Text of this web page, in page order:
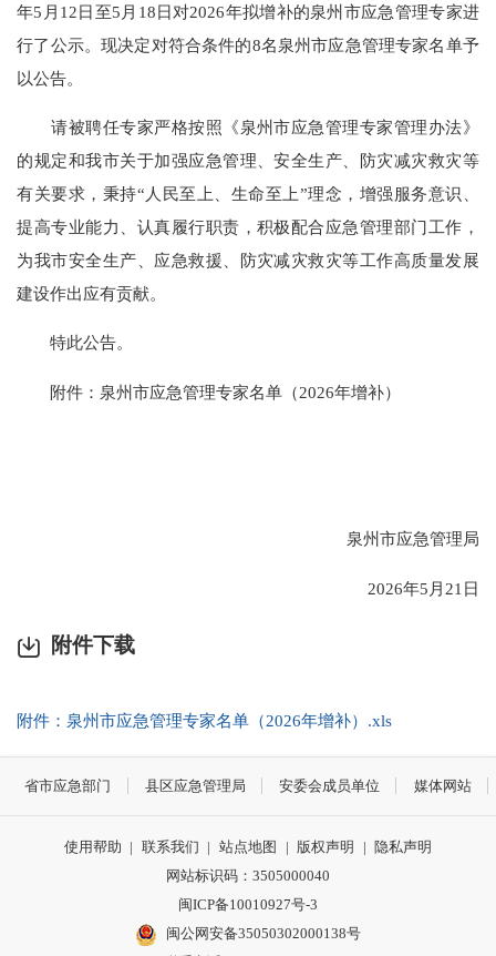
年5月12日至5月18日对2026年拟增补的泉州市应急管理专家进
行了公示。现决定对符合条件的8名泉州市应急管理专家名单予
以公告。
请被聘任专家严格按照《泉州市应急管理专家管理办法》
的规定和我市关于加强应急管理、安全生产、防灾减灾救灾等
有关要求，秉持“人民至上、生命至上”理念，增强服务意识、
提高专业能力、认真履行职责，积极配合应急管理部门工作，
为我市安全生产、应急救援、防灾减灾救灾等工作高质量发展
建设作出应有贡献。
特此公告。
附件：泉州市应急管理专家名单（2026年增补）
泉州市应急管理局
2026年5月21日
附件下载
附件：泉州市应急管理专家名单（2026年增补）.xls
省市应急部门 县区应急管理局 安委会成员单位 媒体网站
使用帮助 | 联系我们 | 站点地图 | 版权声明 | 隐私声明
网站标识码：3505000040
闽ICP备10010927号-3
闽公网安备35050302000138号